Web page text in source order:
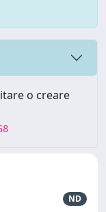
o creare
ND